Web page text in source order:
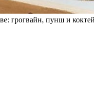
грогвайн, пунш и